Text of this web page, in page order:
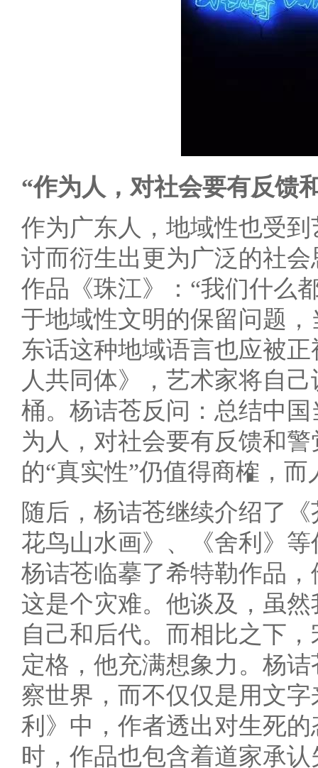
“作为人，对社会要有反馈
作为广东人，地域性也受
讨而衍生出更为广泛的社
作品《珠江》：“我们什么
于地域性文明的保留问题
东话这种地域语言也应被
人共同体》，艺术家将自
桶。杨诘苍反问：总结中
为人，对社会要有反馈和
的“真实性”仍值得商榷，
随后，杨诘苍继续介绍了
花鸟山水画》、《舍利》
杨诘苍临摹了希特勒作品
这是个灾难。他谈及，虽
自己和后代。而相比之下
定格，他充满想象力。杨
察世界，而不仅仅是用文
利》中，作者透出对生死
时，作品也包含着道家承